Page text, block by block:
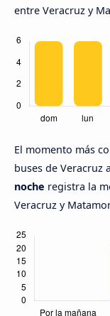
entre Veracruz y
El momento más
buses de Veracruz
noche registra la
Veracruz y